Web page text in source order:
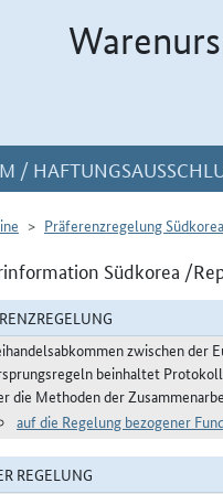
/
Präferenzregelung Südkorea
Südkorea /
zwischen der
beinhaltet Protokoll
die Methoden der
auf die Regelung bezogener
REGELUNG